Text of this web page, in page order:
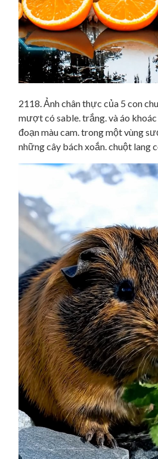
2118. Ảnh chân thực của 5 con
mượt có sable. trắng. và áo khoác
đoạn màu cam. trong một vùng
những cây bách xoắn. chuột lang